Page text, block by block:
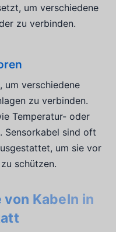
um verschiedene
zu verbinden.
um verschiedene
zu verbinden.
Temperatur- oder
Sensorkabel sind oft
um sie vor
schützen.
Kabeln in